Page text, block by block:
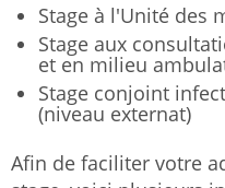
Stage à l'Unité des
Stage aux
et en milieu
Stage conjoint
(niveau externat)
Afin de faciliter votre